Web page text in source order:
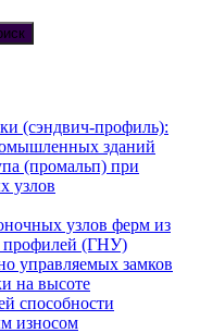
(сэндвич-профиль):
зданий
(промальп) при
узлов
узлов ферм из
профилей (ГНУ)
управляемых замков
на высоте
способности
износом